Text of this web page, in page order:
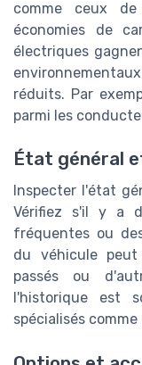
comme ceux
économies de
électriques
réduits. Par
parmi les
État général
Inspecter l'état
Vérifiez s'il y a
fréquentes ou
du véhicule
passés ou
l'historique est
spécialisés comme